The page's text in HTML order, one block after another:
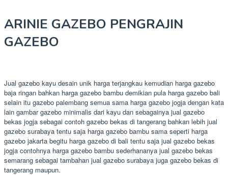
ARINIE GAZEBO PENGRAJIN
GAZEBO
Jual gazebo kayu desain unik harga terjangkau kemudian harga gazebo
baja ringan bahkan harga gazebo bambu demikian pula harga gazebo bali
selain itu gazebo palembang semua sama harga gazebo jogja dengan kata
lain gambar gazebo minimalis dari kayu dan sebagainya jual gazebo
bekas jogja sebagai contoh gazebo bekas di tangerang bahkan lebih jual
gazebo surabaya tentu saja harga gazebo bambu sama seperti harga
gazebo jakarta begitu harga gazebo di bali tentu saja jual gazebo bekas
jogja contohnya harga gazebo bambu sederhananya jual gazebo bekas
semarang sebagai tambahan jual gazebo surabaya juga gazebo bekas di
tangerang maupun.